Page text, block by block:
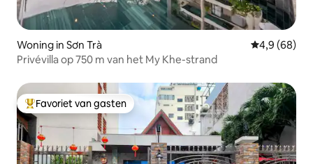
Woning in Sơn Trà Gemiddelde
4,9 (68)
Privévilla op 750 m van het My Khe-strand
Topfavoriet van gasten
Favoriet van gasten